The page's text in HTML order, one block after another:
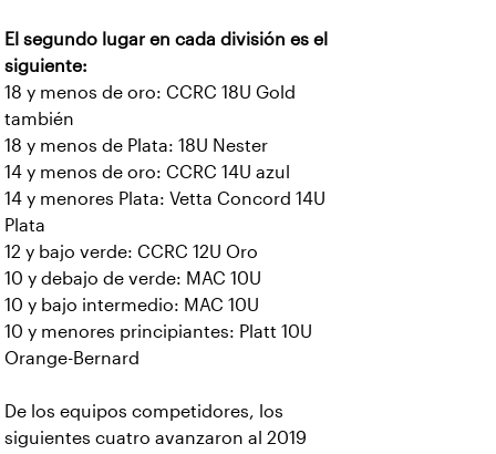
El segundo lugar en cada división es el
siguiente:
18 y menos de oro: CCRC 18U Gold
también
18 y menos de Plata: 18U Nester
14 y menos de oro: CCRC 14U azul
14 y menores Plata: Vetta Concord 14U
Plata
12 y bajo verde: CCRC 12U Oro
10 y debajo de verde: MAC 10U
10 y bajo intermedio: MAC 10U
10 y menores principiantes: Platt 10U
Orange-Bernard
De los equipos competidores, los
siguientes cuatro avanzaron al 2019